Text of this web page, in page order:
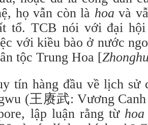
họ vẫn còn là hoa và
tổ. TCB nói với đại
với kiều bào ở nước
tộc Trung Hoa [
tín hàng đầu về lịch sử
(王赓武: Vương
lập luận rằng từ